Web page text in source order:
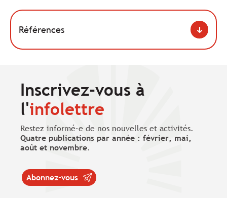
Références
Inscrivez-vous à
l'infolettre
Restez informé·e de nos nouvelles et activités.
Quatre publications par année : février, mai,
août et novembre.
Abonnez-vous